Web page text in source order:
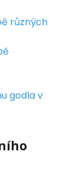
různých
godla v